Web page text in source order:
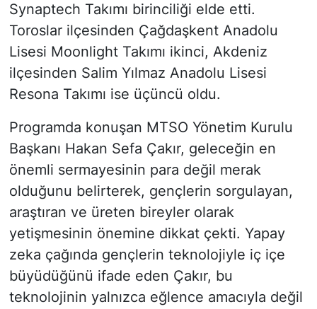
Synaptech Takımı birinciliği elde etti.
Toroslar ilçesinden Çağdaşkent Anadolu
Lisesi Moonlight Takımı ikinci, Akdeniz
ilçesinden Salim Yılmaz Anadolu Lisesi
Resona Takımı ise üçüncü oldu.
Programda konuşan MTSO Yönetim Kurulu
Başkanı Hakan Sefa Çakır, geleceğin en
önemli sermayesinin para değil merak
olduğunu belirterek, gençlerin sorgulayan,
araştıran ve üreten bireyler olarak
yetişmesinin önemine dikkat çekti. Yapay
zeka çağında gençlerin teknolojiyle iç içe
büyüdüğünü ifade eden Çakır, bu
teknolojinin yalnızca eğlence amacıyla değil